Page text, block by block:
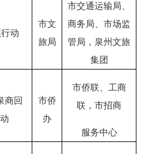
动
市文
旅局
市交通运输局、
商务局、市场监
管局，泉州文旅
集团
商回
市侨
办
市侨联、工商
联，市招商
服务中心